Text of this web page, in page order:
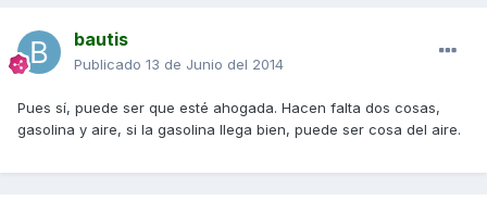
bautis
Publicado 13 de Junio del 2014
Pues sí, puede ser que esté ahogada. Hacen falta dos cosas,
gasolina y aire, si la gasolina llega bien, puede ser cosa del aire.